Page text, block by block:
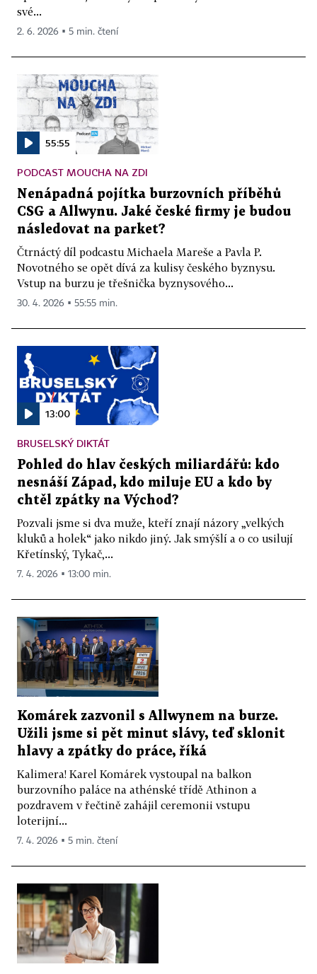
své...
2. 6. 2026 ▪ 5 min. čtení
55:55
PODCAST MOUCHA NA ZDI
Nenápadná pojítka burzovních příběhů
CSG a Allwynu. Jaké české firmy je budou
následovat na parket?
Čtrnáctý díl podcastu Michaela Mareše a Pavla P.
Novotného se opět dívá za kulisy českého byznysu.
Vstup na burzu je třešnička byznysového...
30. 4. 2026 ▪ 55:55 min.
13:00
BRUSELSKÝ DIKTÁT
Pohled do hlav českých miliardářů: kdo
nesnáší Západ, kdo miluje EU a kdo by
chtěl zpátky na Východ?
Pozvali jsme si dva muže, kteří znají názory „velkých
kluků a holek“ jako nikdo jiný. Jak smýšlí a o co usilují
Křetínský, Tykač,...
7. 4. 2026 ▪ 13:00 min.
Komárek zazvonil s Allwynem na burze.
Užili jsme si pět minut slávy, teď sklonit
hlavy a zpátky do práce, říká
Kalimera! Karel Komárek vystoupal na balkon
burzovního paláce na athénské třídě Athinon a
pozdravem v řečtině zahájil ceremonii vstupu
loterijní...
7. 4. 2026 ▪ 5 min. čtení